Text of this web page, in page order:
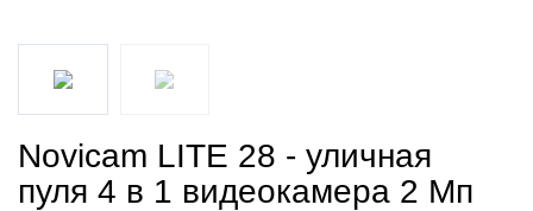
Novicam LITE 28 - уличная
пуля 4 в 1 видеокамера 2 Мп